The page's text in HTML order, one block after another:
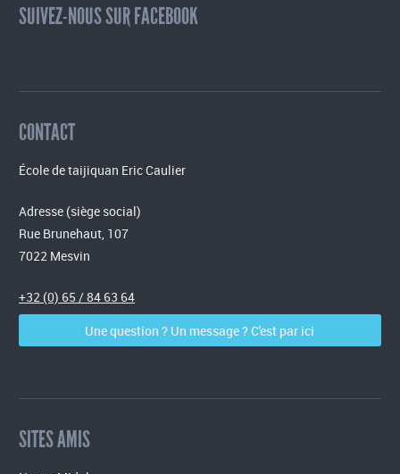
SUIVEZ-NOUS SUR FACEBOOK
CONTACT
École de taijiquan Eric Caulier
Adresse (siège social)
Rue Brunehaut, 107
7022 Mesvin
+32 (0) 65 / 84 63 64
Une question ? Un message ? C'est par ici
SITES AMIS